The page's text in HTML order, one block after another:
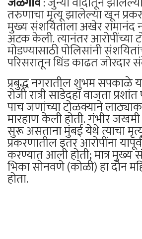
तरुणाचा मृत्यू झालेल्या खून
मुख्य संशयिताला अखेर रामानंद
अटक केली. त्यानंतर आरोपींच्या
मोडण्यासाठी पोलिसांनी
परिसरातून धिंड काढत जोरदार
प्रबुद्ध नगरातील शुभम सपकाळे
रोजी रात्री साडेदहा वाजता
पाच जणांच्या टोळक्याने
मारहाण केली होती. गंभीर
सुरू असताना मुंबई येथे त्याचा
प्रकरणातील इतर आरोपींना
करण्यात आली होती; मात्र मुख्य
भिका सोनवणे (कोळी) हा दोन
होता.